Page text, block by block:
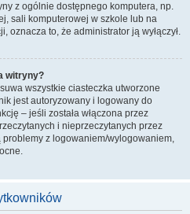
z ogólnie dostępnego komputera, np.
sali komputerowej w szkole lub na
oznacza to, że administrator ją wyłączył.
witryny?
wszystkie ciasteczka utworzone
jest autoryzowany i logowany do
– jeśli została włączona przez
i nieprzeczytanych przez
z logowaniem/wylogowaniem,